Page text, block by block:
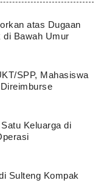
atas Dugaan
di Bawah Umur
SPP, Mahasiswa
Keluarga di
Sulteng Kompak